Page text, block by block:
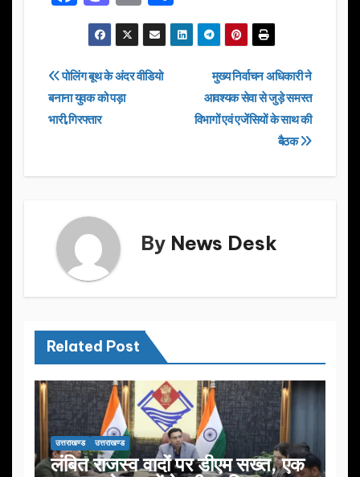
a
c
e
b
o
k
a
st
o
d
m
ail
h
ar
Post
navigation
मुख्य निर्वाचन अधिकारी ने
आवश्यक सेवा से जुड़े समस्त
विभागों एवं एजेंसियों के साथ की
बैठक
पोलिंग बूथ के अंदर वीडियो
बनाना युवक को पड़ा
भारी,गिरफ्तार
By News Desk
Related Post
उत्तराखण्ड उत्तराखण्ड
लंबित राजस्व वादों पर डीएम सख्त, एक